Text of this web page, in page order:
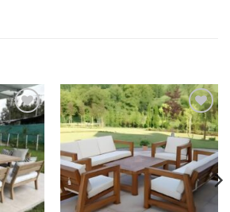
Add to
wishlist
Add to
wishlist